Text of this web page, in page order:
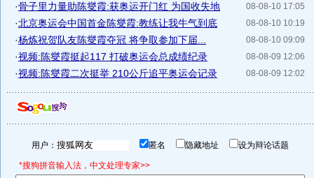
08-08-10 17:05
·骨子里力量助陈燮霞:获奥运开门红 为国收失地
08-08-10 10:19
·北京奥运会中国首金陈燮霞:教练让我牛气到底
08-08-10 09:09
·杨炼祝贺队友陈燮霞夺冠 将争取参加下届...
08-08-09 12:06
·视频:陈燮霞挺起117 打破奥运会总成绩纪录
08-08-09 12:02
·视频:陈燮霞二次挺举 210公斤追平奥运会记录
用户： 匿名 隐藏地址 设为辩论话题
*搜狗拼音输入法，中文处理专家>>